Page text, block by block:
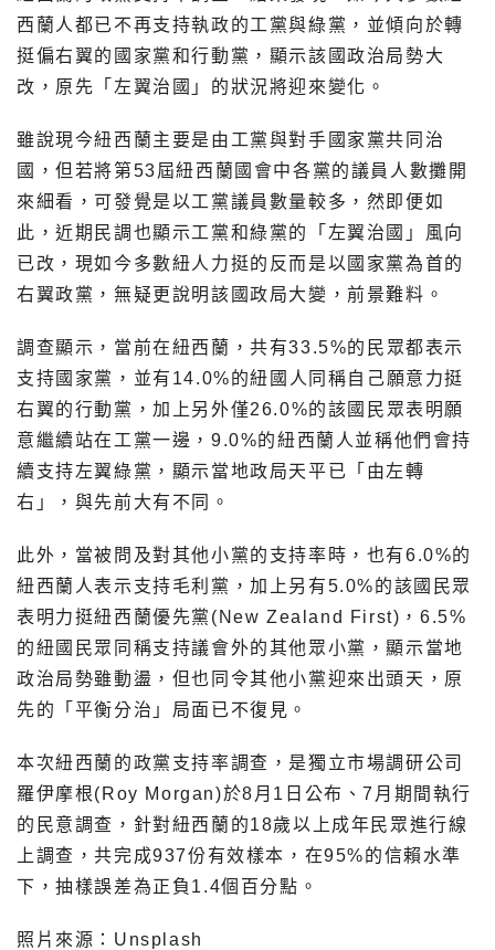
西蘭人都已不再支持執政的工黨與綠黨，並傾向於轉
挺偏右翼的國家黨和行動黨，顯示該國政治局勢大
改，原先「左翼治國」的狀況將迎來變化。
雖說現今紐西蘭主要是由工黨與對手國家黨共同治
國，但若將第53屆紐西蘭國會中各黨的議員人數攤開
來細看，可發覺是以工黨議員數量較多，然即便如
此，近期民調也顯示工黨和綠黨的「左翼治國」風向
已改，現如今多數紐人力挺的反而是以國家黨為首的
右翼政黨，無疑更說明該國政局大變，前景難料。
調查顯示，當前在紐西蘭，共有33.5%的民眾都表示
支持國家黨，並有14.0%的紐國人同稱自己願意力挺
右翼的行動黨，加上另外僅26.0%的該國民眾表明願
意繼續站在工黨一邊，9.0%的紐西蘭人並稱他們會持
續支持左翼綠黨，顯示當地政局天平已「由左轉
右」，與先前大有不同。
此外，當被問及對其他小黨的支持率時，也有6.0%的
紐西蘭人表示支持毛利黨，加上另有5.0%的該國民眾
表明力挺紐西蘭優先黨(New Zealand First)，6.5%
的紐國民眾同稱支持議會外的其他眾小黨，顯示當地
政治局勢雖動盪，但也同令其他小黨迎來出頭天，原
先的「平衡分治」局面已不復見。
本次紐西蘭的政黨支持率調查，是獨立市場調研公司
羅伊摩根(Roy Morgan)於8月1日公布、7月期間執行
的民意調查，針對紐西蘭的18歲以上成年民眾進行線
上調查，共完成937份有效樣本，在95%的信賴水準
下，抽樣誤差為正負1.4個百分點。
照片來源：Unsplash